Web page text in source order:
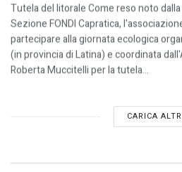
Tutela del litorale Come reso noto
Sezione FONDI Capratica,
partecipare alla giornata ecologica
(in provincia di Latina) e coordinata
Roberta Muccitelli per la tutela...
CARICA